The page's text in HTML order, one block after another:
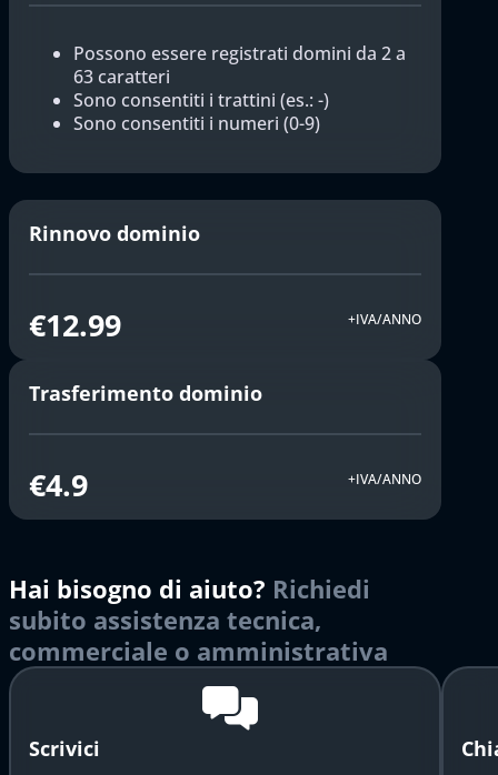
Possono essere registrati domini da 2 a
63 caratteri
Sono consentiti i trattini (es.: -)
Sono consentiti i numeri (0-9)
Rinnovo dominio
€12.99 +IVA/ANNO
Trasferimento dominio
€4.9 +IVA/ANNO
Hai bisogno di aiuto? Richiedi
subito assistenza tecnica,
commerciale o amministrativa
Scrivici